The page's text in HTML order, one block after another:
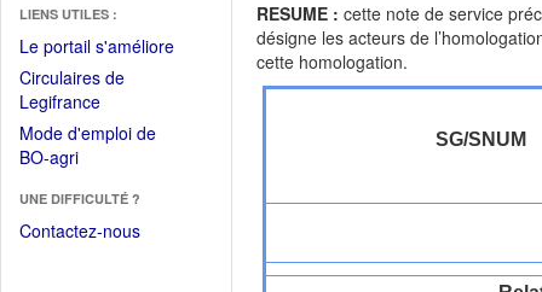
LIENS UTILES :
Le portail s'améliore(Fichier
Circulaires de
Legifrance(Ouvrir
dans
une
fenêtre)
Mode d'emploi de
BO-agri(Ouvrir
une
nouvelle
UNE DIFFICULTÉ ?
Contactez-nous
RESUME : cette note de service
désigne les acteurs de
cette homologation.
SG/SNUM